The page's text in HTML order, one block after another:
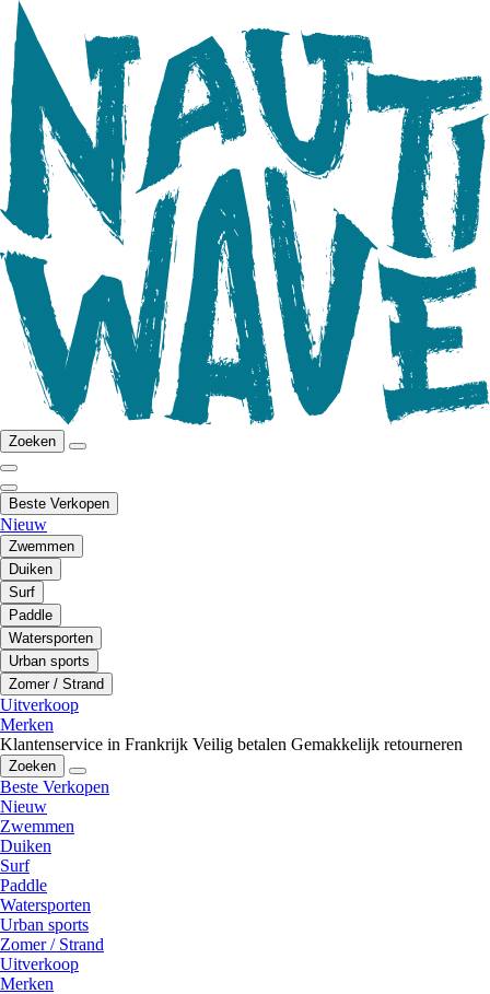
Zoeken
Beste Verkopen
Nieuw
Zwemmen
Duiken
Surf
Paddle
Watersporten
Urban sports
Zomer / Strand
Uitverkoop
Merken
Klantenservice in Frankrijk Veilig betalen Gemakkelijk retourneren
Zoeken
Beste Verkopen
Nieuw
Zwemmen
Duiken
Surf
Paddle
Watersporten
Urban sports
Zomer / Strand
Uitverkoop
Merken